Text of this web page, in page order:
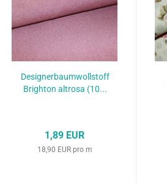
Designerbaumwollstoff
Brighton altrosa (10...
1,89 EUR
18,90 EUR pro m